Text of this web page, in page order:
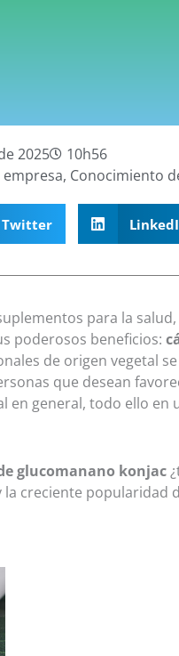
2025
10h56
, Conocimiento
Twitter
para la
poderosos beneficios:
de origen vegetal
que desean
en general, todo ello en
glucomanano konjac
creciente popularidad